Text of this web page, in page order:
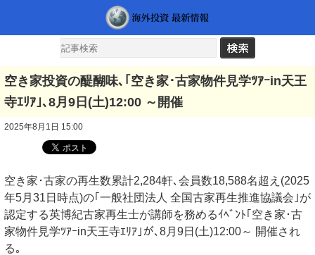
空き家投資の醍醐味､｢空き家･古家物件見学ﾂｱｰin天王
寺ｴﾘｱ｣､8月9日(土)12:00 ～開催
2025年8月1日 15:00
空き家･古家の再生数累計2,284軒､会員数18,588名超え(2025
年5月31日時点)の｢一般社団法人 全国古家再生推進協議会｣が
認定する英博紀古家再生士が講師を務めるｲﾍﾞﾝﾄ｢空き家･古
家物件見学ﾂｱｰin天王寺ｴﾘｱ｣が､8月9日(土)12:00～ 開催され
る｡